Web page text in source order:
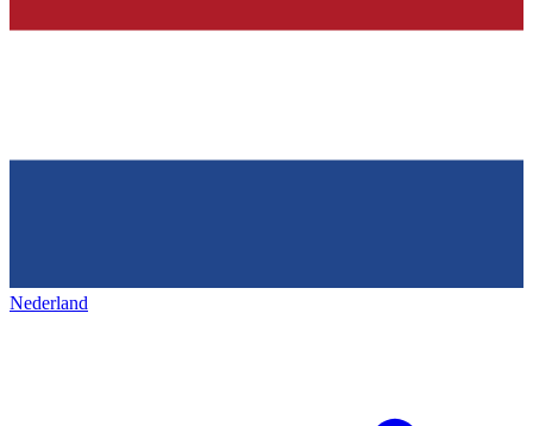
Nederland